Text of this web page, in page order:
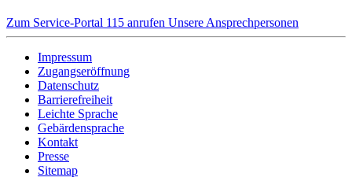
Zum Service-Portal 115 anrufen Unsere Ansprechpersonen
Impressum
Zugangseröffnung
Datenschutz
Barrierefreiheit
Leichte Sprache
Gebärdensprache
Kontakt
Presse
Sitemap